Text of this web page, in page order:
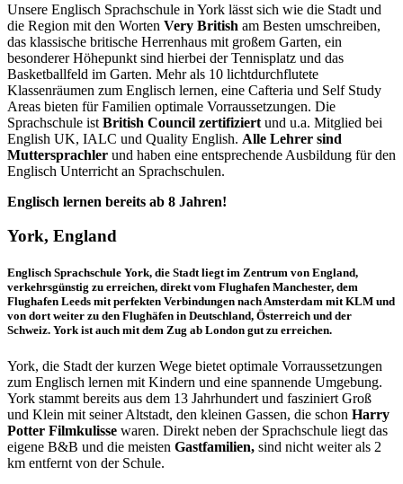
Unsere Englisch Sprachschule in York lässt sich wie die Stadt und
die Region mit den Worten Very British am Besten umschreiben,
das klassische britische Herrenhaus mit großem Garten, ein
besonderer Höhepunkt sind hierbei der Tennisplatz und das
Basketballfeld im Garten. Mehr als 10 lichtdurchflutete
Klassenräumen zum Englisch lernen, eine Cafteria und Self Study
Areas bieten für Familien optimale Vorraussetzungen. Die
Sprachschule ist British Council zertifiziert und u.a. Mitglied bei
English UK, IALC und Quality English. Alle Lehrer sind
Muttersprachler und haben eine entsprechende Ausbildung für den
Englisch Unterricht an Sprachschulen.
Englisch lernen bereits ab 8 Jahren!
York, England
Englisch Sprachschule York, die Stadt liegt im Zentrum von England,
verkehrsgünstig zu erreichen, direkt vom Flughafen Manchester, dem
Flughafen Leeds mit perfekten Verbindungen nach Amsterdam mit KLM und
von dort weiter zu den Flughäfen in Deutschland, Österreich und der
Schweiz. York ist auch mit dem Zug ab London gut zu erreichen.
York, die Stadt der kurzen Wege bietet optimale Vorraussetzungen
zum Englisch lernen mit Kindern und eine spannende Umgebung.
York stammt bereits aus dem 13 Jahrhundert und fasziniert Groß
und Klein mit seiner Altstadt, den kleinen Gassen, die schon Harry
Potter Filmkulisse waren. Direkt neben der Sprachschule liegt das
eigene B&B und die meisten Gastfamilien, sind nicht weiter als 2
km entfernt von der Schule.